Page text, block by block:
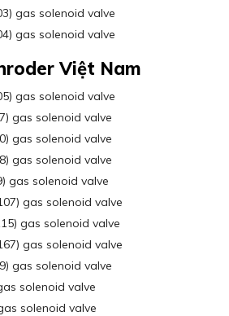
gas solenoid valve
gas solenoid valve
Việt Nam
gas solenoid valve
gas solenoid valve
gas solenoid valve
gas solenoid valve
gas solenoid valve
gas solenoid valve
gas solenoid valve
gas solenoid valve
gas solenoid valve
solenoid valve
solenoid valve